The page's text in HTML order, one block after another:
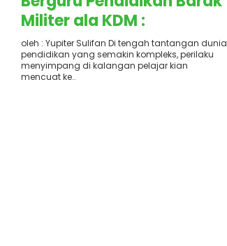
Militer ala KDM :
Pendekatan Tegas Berjiwa
Humanis
oleh : Yupiter Sulifan Di tengah tantangan dunia
pendidikan yang semakin kompleks, perilaku
menyimpang di kalangan pelajar kian
mencuat ke..